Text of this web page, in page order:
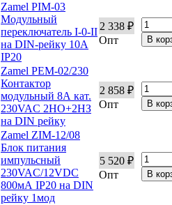
Zamel PIM-03
Модульный
переключатель I-0-II
на DIN-рейку 10А
IP20
2 338 ₽
Опт
Zamel PEM-02/230
Контактор
модульный 8А кат.
230VAC 2НО+2НЗ
на DIN рейку
2 858 ₽
Опт
Zamel ZIM-12/08
Блок питания
импульсный
230VAC/12VDC
800мА IP20 на DIN
рейку 1мод
5 520 ₽
Опт